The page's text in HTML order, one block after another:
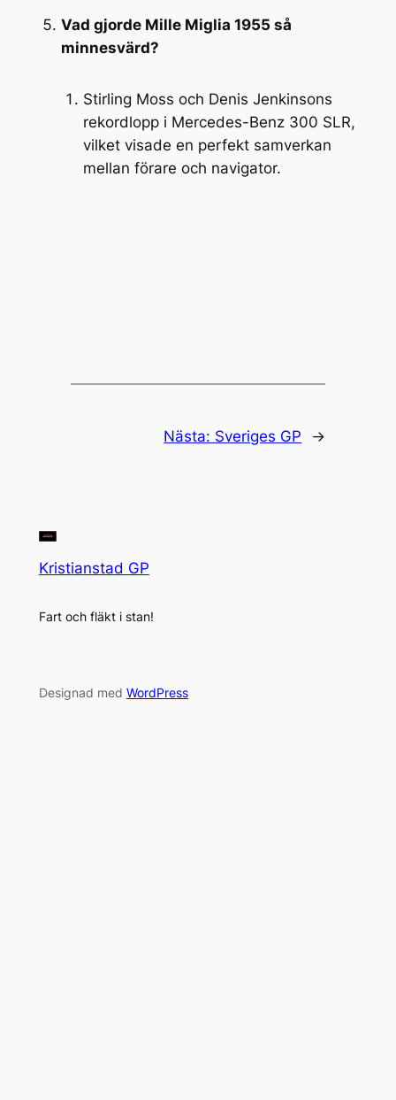
Vad gjorde Mille Miglia 1955 så
minnesvärd?
Stirling Moss och Denis Jenkinsons
rekordlopp i Mercedes-Benz 300 SLR,
vilket visade en perfekt samverkan
mellan förare och navigator.
Nästa: Sveriges GP →
Kristianstad GP
Fart och fläkt i stan!
Designad med WordPress